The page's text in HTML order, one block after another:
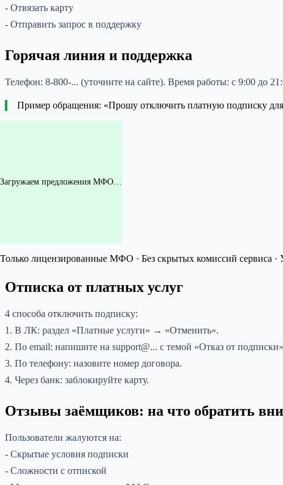
- Отвязать карту
- Отправить запрос в поддержку
Горячая линия и поддержка
Телефон: 8-800-... (уточните на сайте). Время работы: с 9:00 до
Пример обращения: «Прошу отключить платную подписку для
Загружаем предложения МФО…
Только лицензированные МФО · Без скрытых комиссий сервиса
Отписка от платных услуг
4 способа отключить подписку:
1. В ЛК: раздел «Платные услуги» → «Отменить».
2. По email: напишите на support@... с темой «Отказ от
3. По телефону: назовите номер договора.
4. Через банк: заблокируйте карту.
Отзывы заёмщиков: на что обратить
Пользователи жалуются на:
- Скрытые условия подписки
- Сложности с отпиской